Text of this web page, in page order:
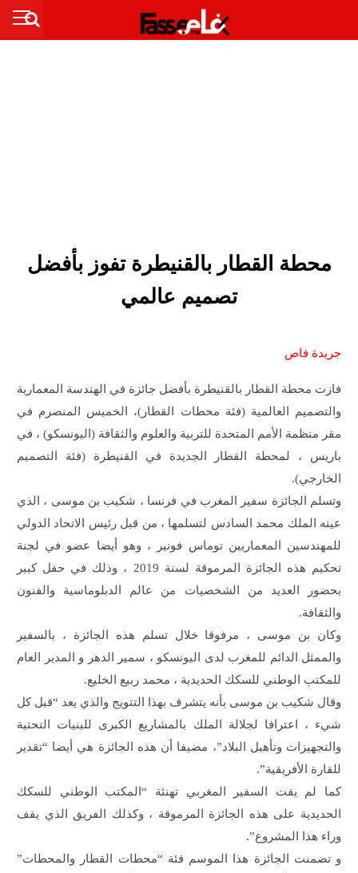
محطة القطار بالقنيطرة تفوز بأفضل
تصميم عالمي
جريدة فاص
فازت محطة القطار بالقنيطرة بأفضل جائزة في الهندسة المعمارية
والتصميم العالمية (فئة محطات القطار)، الخميس المنصرم في
مقر منظمة الأمم المتحدة للتربية والعلوم والثقافة (اليونسكو) ، في
باريس ، لمحطة القطار الجديدة في القنيطرة (فئة التصميم
الخارجي).
وتسلم الجائزة سفير المغرب في فرنسا ، شكيب بن موسى ، الذي
عينه الملك محمد السادس لتسلمها ، من قبل رئيس الاتحاد الدولي
للمهندسين المعماريين توماس فونير ، وهو أيضا عضو في لجنة
تحكيم هذه الجائزة المرموقة لسنة 2019 ، وذلك في حفل كبير
بحضور العديد من الشخصيات من عالم الدبلوماسية والفنون
والثقافة.
وكان بن موسى ، مرفوقا خلال تسلم هذه الجائزة ، بالسفير
والممثل الدائم للمغرب لدى اليونسكو ، سمير الدهر و المدير العام
للمكتب الوطني للسكك الحديدية ، محمد ربيع الخليع.
وقال شكيب بن موسى بأنه يتشرف بهذا التتويج والذي يعد “قبل كل
شيء ، اعترافا لجلالة الملك بالمشاريع الكبرى للبنيات التحتية
والتجهيزات وتأهيل البلاد”، مضيفا أن هذه الجائزة هي أيضا “تقدير
للقارة الأفريقية”.
كما لم يفت السفير المغربي تهنئة “المكتب الوطني للسكك
الحديدية على هذه الجائزة المرموقة ، وكذلك الفريق الذي يقف
وراء هذا المشروع”.
و تضمنت الجائزة هذا الموسم فئة “محطات القطار والمحطات”